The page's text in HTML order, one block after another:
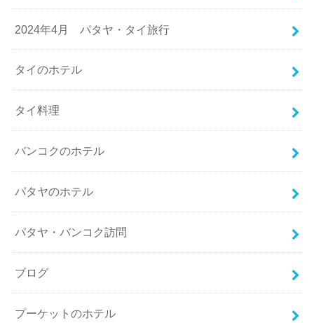
2024年4月 パタヤ・タイ旅行
タイのホテル
タイ料理
バンコクのホテル
パタヤのホテル
パタヤ・バンコク訪問
ブログ
プーケットのホテル